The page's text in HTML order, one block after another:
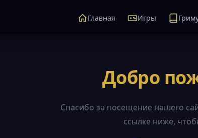
Главная Игры
Добро
Спасибо за посещение нашего
ссылке ниже,